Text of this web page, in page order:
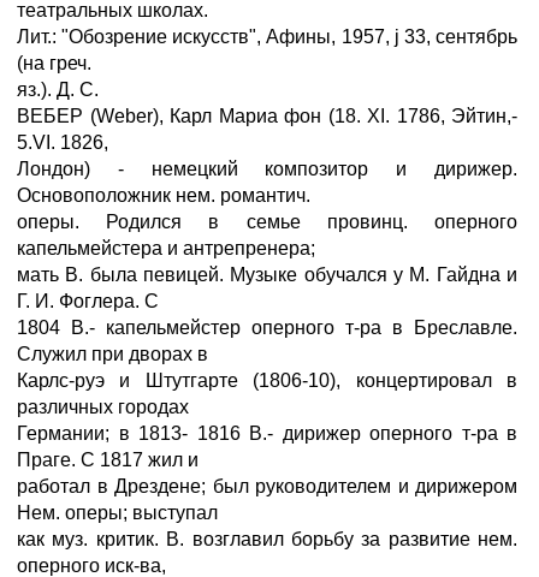
театральных школах.
Лит.: "Обозрение искусств", Афины, 1957, ј 33, сентябрь
(на греч.
яз.). Д. С.
ВЕБЕР (Weber), Карл Мариа фон (18. XI. 1786, Эйтин,-
5.VI. 1826,
Лондон) - немецкий композитор и дирижер.
Основоположник нем. романтич.
оперы. Родился в семье провинц. оперного
капельмейстера и антрепренера;
мать В. была певицей. Музыке обучался у М. Гайдна и
Г. И. Фоглера. С
1804 В.- капельмейстер оперного т-ра в Бреславле.
Служил при дворах в
Карлс-руэ и Штутгарте (1806-10), концертировал в
различных городах
Германии; в 1813- 1816 В.- дирижер оперного т-ра в
Праге. С 1817 жил и
работал в Дрездене; был руководителем и дирижером
Нем. оперы; выступал
как муз. критик. В. возглавил борьбу за развитие нем.
оперного иск-ва,